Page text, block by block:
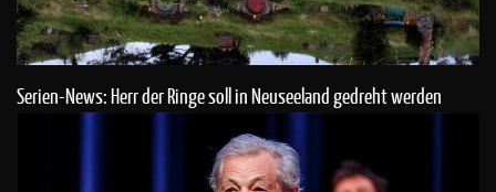
Serien-News: Herr der Ringe soll in Neuseeland gedreht werden